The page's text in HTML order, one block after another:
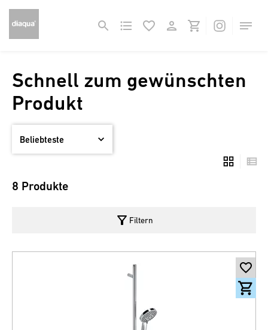
Schnell zum gewünschten
Produkt
8 Produkte
filter_alt Filtern